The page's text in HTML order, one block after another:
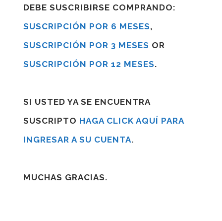
DEBE SUSCRIBIRSE COMPRANDO:
SUSCRIPCIÓN POR 6 MESES,
SUSCRIPCIÓN POR 3 MESES OR
SUSCRIPCIÓN POR 12 MESES.
SI USTED YA SE ENCUENTRA
SUSCRIPTO HAGA CLICK AQUÍ PARA
INGRESAR A SU CUENTA.
MUCHAS GRACIAS.